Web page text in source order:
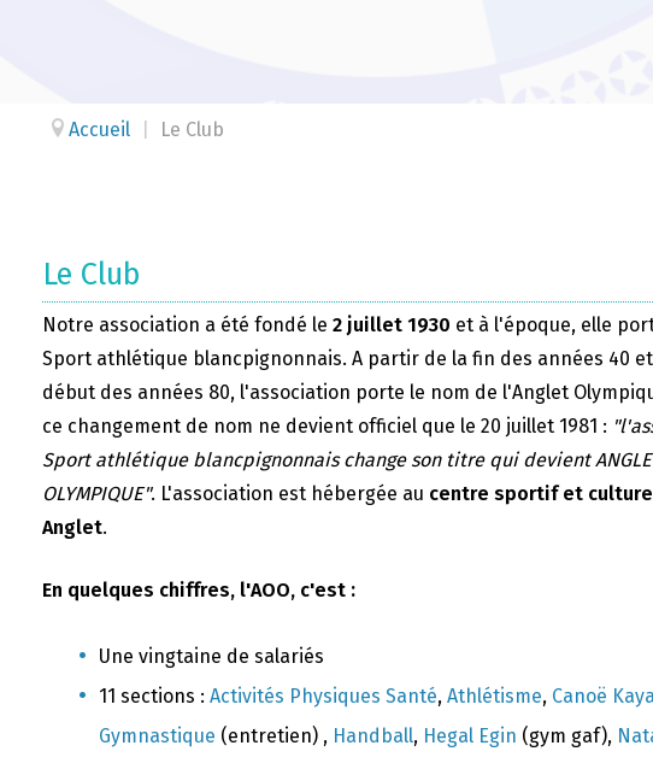
Accueil Le Club
Le Club
Notre association a été fondé le 2 juillet 1930 et à l'époque, elle
Sport athlétique blancpignonnais. A partir de la fin des années 40
début des années 80, l'association porte le nom de l'Anglet
ce changement de nom ne devient officiel que le 20 juillet 1981 :
Sport athlétique blancpignonnais change son titre qui devient
OLYMPIQUE". L'association est hébergée au centre sportif et
Anglet.
En quelques chiffres, l'AOO, c'est :
Une vingtaine de salariés
11 sections : Activités Physiques Santé, Athlétisme, Canoë
Gymnastique (entretien) , Handball, Hegal Egin (gym gaf),